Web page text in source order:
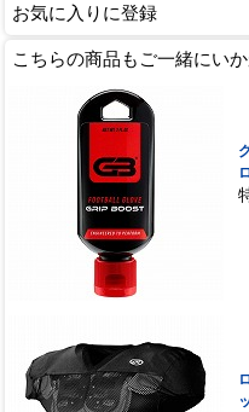
お気に入りに登録
こちらの商品もご一緒にい